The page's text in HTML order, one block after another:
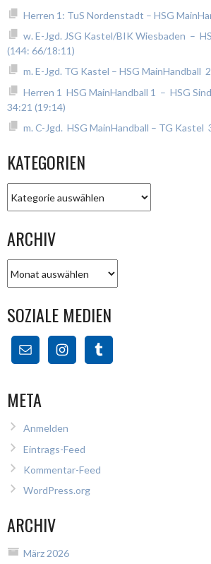
Herren 1: TuS Nordenstadt – HSG
w. E-Jgd. JSG Kastel/BIK Wiesbaden –
(144: 66/18:11)
m. E-Jgd. TG Kastel – HSG MainHandball
Herren 1 HSG MainHandball 1 – HSG
34:21 (19:14)
m. C-Jgd. HSG MainHandball – TG
KATEGORIEN
ARCHIV
SOZIALE MEDIEN
META
Anmelden
Eintrags-Feed
Kommentar-Feed
WordPress.org
ARCHIV
März 2026